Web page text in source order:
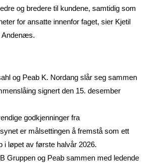
og bredere til kundene, samtidig som
for ansatte innenfor faget, sier Kjetil
Andenæs.
og Peab K. Nordang slår seg sammen
signert den 15. desember
godkjenninger fra
er målsettingen å fremstå som ett
i løpet av første halvår 2026.
Gruppen og Peab sammen med ledende